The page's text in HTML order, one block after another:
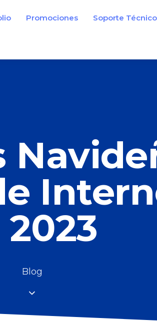
Promociones Soporte Técnico
Blog